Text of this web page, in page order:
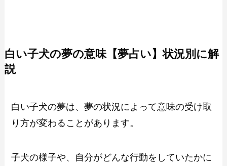
白い子犬の夢の意味【夢占い】状況別に解
説
白い子犬の夢は、夢の状況によって意味の受け取
り方が変わることがあります。
子犬の様子や、自分がどんな行動をしていたかに